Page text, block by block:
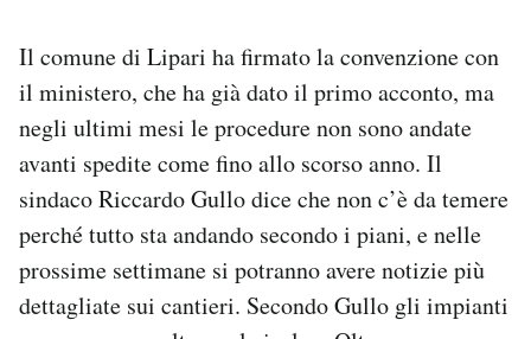
Il comune di Lipari ha firmato la convenzione con
il ministero, che ha già dato il primo acconto, ma
negli ultimi mesi le procedure non sono andate
avanti spedite come fino allo scorso anno. Il
sindaco Riccardo Gullo dice che non c’è da temere
perché tutto sta andando secondo i piani, e nelle
prossime settimane si potranno avere notizie più
dettagliate sui cantieri. Secondo Gullo gli impianti